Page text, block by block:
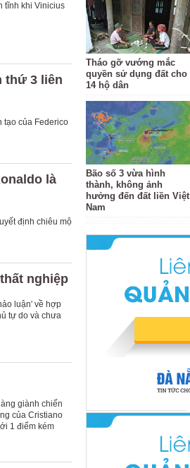
tĩnh khi Vinicius
thứ 3 liên
tạo của Federico
là
định chiêu mộ
nghiệp
luận' về hợp
tự do và chưa
giành chiến
của Cristiano
1 điểm kém
Tháo gỡ vướng mắc
quyền sử dụng đất cho
14 hộ dân
Bão số 3 vừa hình
thành, không ảnh
hưởng đến đất liền Việt
Nam